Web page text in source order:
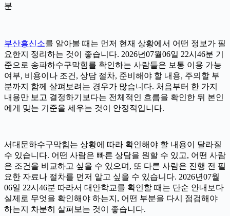
분
부산흥신소를 알아볼 때는 먼저 현재 상황에서 어떤 정보가 필
요한지 정리하는 것이 좋습니다. 2026년07월06일 22시46분 기
준으로 송파하수구막힘를 확인하는 사람들은 보통 이용 가능
여부, 비용이나 조건, 상담 절차, 준비해야 할 내용, 주의할 부
분까지 함께 살펴보려는 경우가 많습니다. 처음부터 한 가지
내용만 보고 결정하기보다는 전체적인 흐름을 확인한 뒤 본인
에게 맞는 기준을 세우는 것이 안정적입니다.
서대문하수구막힘는 상황에 따라 확인해야 할 내용이 달라질
수 있습니다. 어떤 사람은 빠른 상담을 원할 수 있고, 어떤 사람
은 조건을 비교하고 싶을 수 있으며, 또 다른 사람은 진행 전 필
요한 자료나 절차를 먼저 알고 싶을 수 있습니다. 2026년07월
06일 22시46분 따라서 대안학교를 확인할 때는 단순 안내보다
실제로 무엇을 확인해야 하는지, 어떤 부분을 다시 점검해야
하는지 차분히 살펴보는 것이 좋습니다.